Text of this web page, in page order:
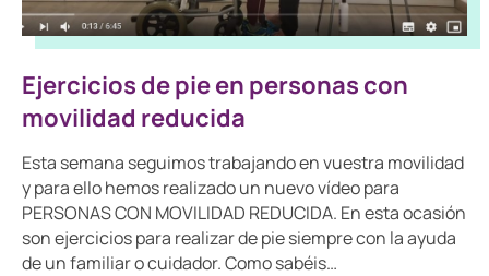
Ejercicios de pie en personas con
movilidad reducida
Esta semana seguimos trabajando en vuestra movilidad
y para ello hemos realizado un nuevo vídeo para
PERSONAS CON MOVILIDAD REDUCIDA. En esta ocasión
son ejercicios para realizar de pie siempre con la ayuda
de un familiar o cuidador. Como sabéis…